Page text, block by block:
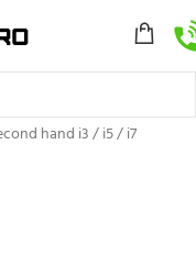
hand i3 / i5 / i7